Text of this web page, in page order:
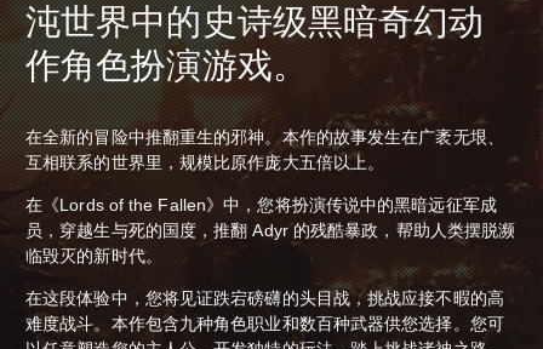
沌世界中的史诗级黑暗奇幻动
作角色扮演游戏。
在全新的冒险中推翻重生的邪神。本作的故事发生在广袤无垠、
互相联系的世界里，规模比原作庞大五倍以上。
在《Lords of the Fallen》中，您将扮演传说中的黑暗远征军成
员，穿越生与死的国度，推翻 Adyr 的残酷暴政，帮助人类摆脱濒
临毁灭的新时代。
在这段体验中，您将见证跌宕磅礴的头目战，挑战应接不暇的高
难度战斗。本作包含九种角色职业和数百种武器供您选择。您可